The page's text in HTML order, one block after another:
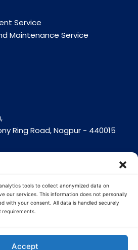
tools to collect anonymized data on
our services. This information does not personally
with your consent. All data is handled securely
requirements.
Accept
Service
Maintenance Service
Ring Road, Nagpur - 440015
Motha Varacha, Near VIP Circle
© 2026 Cuota Infotech